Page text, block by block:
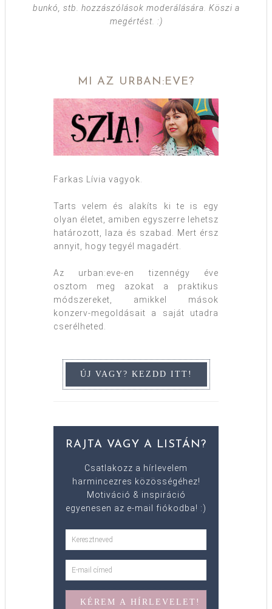
bunkó, stb. hozzászólások moderálására. Köszi a
megértést. :)
MI AZ URBAN:EVE?
Farkas Lívia vagyok.
Tarts velem és alakíts ki te is egy
olyan életet, amiben egyszerre lehetsz
határozott, laza és szabad. Mert érsz
annyit, hogy tegyél magadért.
Az urban:eve-en tizennégy éve
osztom meg azokat a praktikus
módszereket, amikkel mások
konzerv-megoldásait a saját utadra
cserélheted.
RAJTA VAGY A LISTÁN?
Csatlakozz a hírlevelem
harmincezres közösségéhez!
Motiváció & inspiráció
egyenesen az e-mail fiókodba! :)